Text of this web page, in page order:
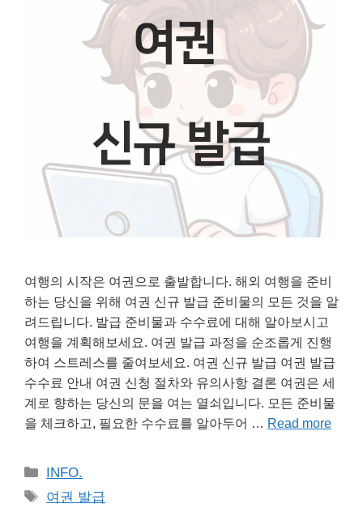
여행의 시작은 여권으로 출발합니다. 해외 여행을 준비
하는 당신을 위해 여권 신규 발급 준비물의 모든 것을 알
려드립니다. 발급 준비물과 수수료에 대해 알아보시고
여행을 계획해보세요. 여권 발급 과정을 순조롭게 진행
하여 스트레스를 줄여보세요. 여권 신규 발급 여권 발급
수수료 안내 여권 신청 절차와 유의사항 결론 여권은 세
계로 향하는 당신의 문을 여는 열쇠입니다. 모든 준비물
을 체크하고, 필요한 수수료를 알아두어 … Read more
Categories
INFO.
Tags
여권 발급